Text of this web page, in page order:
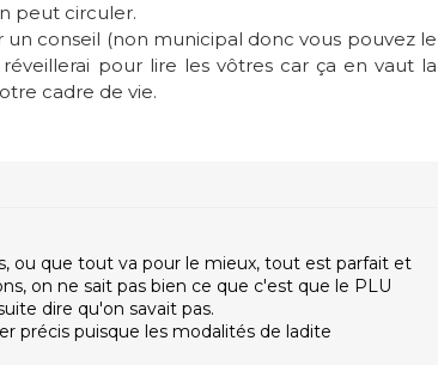
peut circuler.
conseil (non municipal donc vous pouvez le
pour lire les vôtres car ça en vaut la
cadre de vie.
ou que tout va pour le mieux, tout est parfait et
on ne sait pas bien ce que c'est que le PLU
dire qu'on savait pas.
précis puisque les modalités de ladite